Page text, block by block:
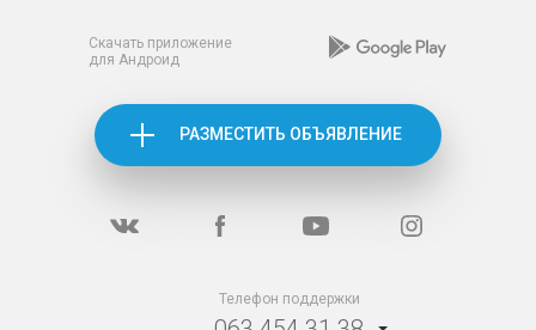
Скачать приложение
для Андроид
РАЗМЕСТИТЬ ОБЪЯВЛЕНИЕ
Телефон поддержки